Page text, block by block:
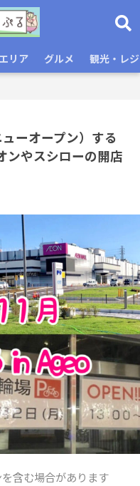
エリア グルメ 観光・レ
ーオープン）する
ンやスシローの開店
含む場合があります